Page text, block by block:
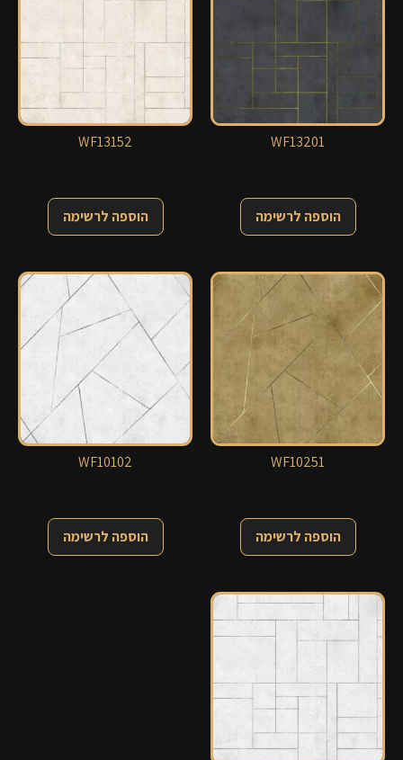
WF13201
הוספה לרשימה
WF13152
הוספה לרשימה
WF10251
הוספה לרשימה
WF10102
הוספה לרשימה